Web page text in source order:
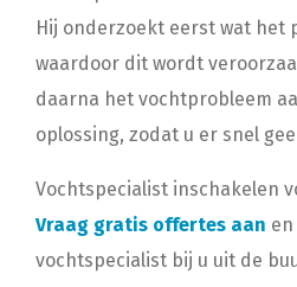
Hij onderzoekt eerst wat het
waardoor dit wordt
daarna het vochtprobleem
oplossing, zodat u er snel
Vochtspecialist inschakelen
Vraag gratis offertes aan
vochtspecialist bij u uit de